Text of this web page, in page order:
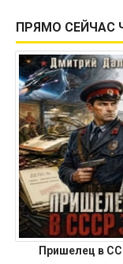
ПРЯМО СЕЙЧАС
Пришелец в